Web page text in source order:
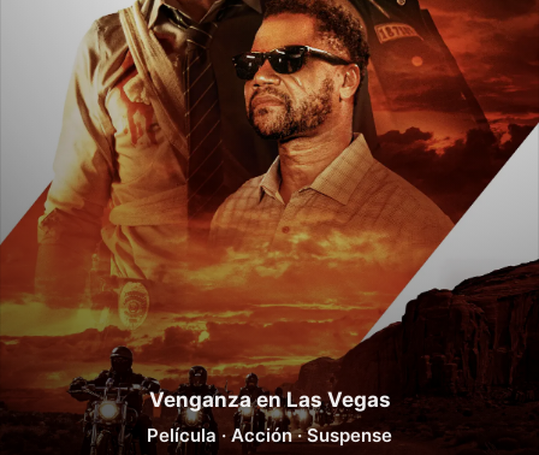
Venganza en Las Vegas
Película ·Acción ·Suspense